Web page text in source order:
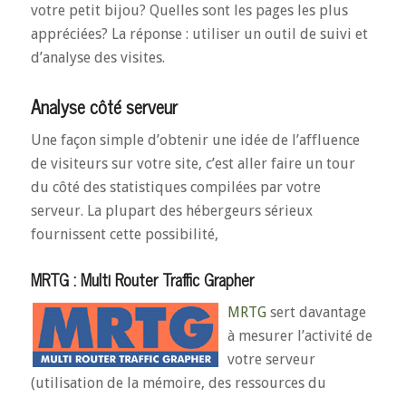
votre petit bijou? Quelles sont les pages les plus
appréciées? La réponse : utiliser un outil de suivi et
d’analyse des visites.
Analyse côté serveur
Une façon simple d’obtenir une idée de l’affluence
de visiteurs sur votre site, c’est aller faire un tour
du côté des statistiques compilées par votre
serveur. La plupart des hébergeurs sérieux
fournissent cette possibilité,
MRTG : Multi Router Traffic Grapher
MRTGsert davantage
à mesurer l’activité de
votre serveur
(utilisation de la mémoire, des ressources du